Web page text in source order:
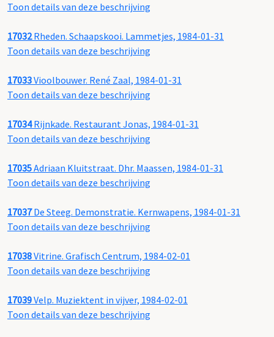
Toon details van deze beschrijving
17032Rheden. Schaapskooi. Lammetjes, 1984-01-31
Toon details van deze beschrijving
17033Vioolbouwer. René Zaal, 1984-01-31
Toon details van deze beschrijving
17034Rijnkade. Restaurant Jonas, 1984-01-31
Toon details van deze beschrijving
17035Adriaan Kluitstraat. Dhr. Maassen, 1984-01-31
Toon details van deze beschrijving
17037De Steeg. Demonstratie. Kernwapens, 1984-01-31
Toon details van deze beschrijving
17038Vitrine. Grafisch Centrum, 1984-02-01
Toon details van deze beschrijving
17039Velp. Muziektent in vijver, 1984-02-01
Toon details van deze beschrijving